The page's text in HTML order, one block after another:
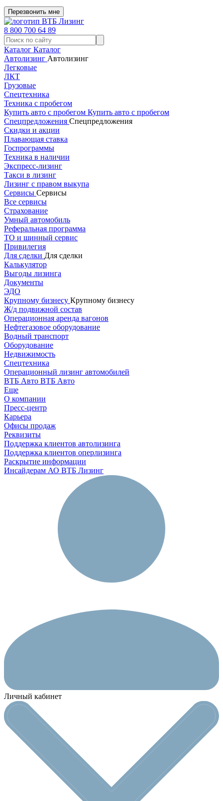
Перезвонить мне
8 800 700 64 89
Каталог Каталог
Автолизинг Автолизинг
Легковые
ЛКТ
Грузовые
Спецтехника
Техника с пробегом
Купить авто с пробегом Купить авто с пробегом
Спецпредложения Спецпредложения
Скидки и акции
Плавающая ставка
Госпрограммы
Техника в наличии
Экспресс-лизинг
Такси в лизинг
Лизинг с правом выкупа
Сервисы Сервисы
Все сервисы
Страхование
Умный автомобиль
Реферальная программа
ТО и шинный сервис
Привилегия
Для сделки Для сделки
Калькулятор
Выгоды лизинга
Документы
ЭДО
Крупному бизнесу Крупному бизнесу
Ж/д подвижной состав
Операционная аренда вагонов
Нефтегазовое оборудование
Водный транспорт
Оборудование
Недвижимость
Спецтехника
Операционный лизинг автомобилей
ВТБ Авто ВТБ Авто
Еще
О компании
Пресс-центр
Карьера
Офисы продаж
Реквизиты
Поддержка клиентов автолизинга
Поддержка клиентов оперлизинга
Раскрытие информации
Инсайдерам АО ВТБ Лизинг
Личный кабинет